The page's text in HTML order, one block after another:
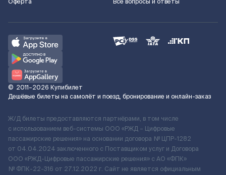
© 2011–2026 Купибилет
Дешёвые билеты на самолёт и поезд, бронирование и онлайн-заказ
Ж/Д билеты предоставляются партнёрами, в том числе
с использованием веб-системы ООО «РЖД – Цифровые
пассажирские решения» на основании договора № ЦПР-1282
от 04.04.2024 заключенного с Поставщиком услуг и Договора
ООО «РЖД-Цифровые пассажирские решения» c АО «ФПК»
№ ФПК-22-316 от 27.12.2022 г. Сайт не является официальным